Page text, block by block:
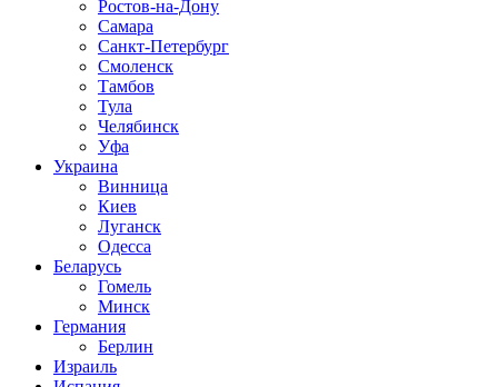
Ростов-на-Дону
Самара
Санкт-Петербург
Смоленск
Тамбов
Тула
Челябинск
Уфа
Украина
Винница
Киев
Луганск
Одесса
Беларусь
Гомель
Минск
Германия
Берлин
Израиль